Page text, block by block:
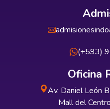
(+593)
Oficina
Av. Daniel León
Mall del